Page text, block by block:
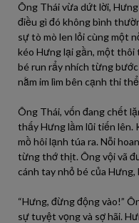
Ông Thái vừa dứt lời,
điều gì đó không bình
sự tò mò len lỏi cùng một
kéo Hưng lại gần, một
bé run rẩy nhích từng
nằm im lìm bên cạnh thi
Ông Thái, vốn đang chết
thấy Hưng lầm lũi tiến lên.
mồ hôi lạnh túa ra. Nỗi
từng thớ thịt. Ông vội vã
cánh tay nhỏ bé của Hưng,
“Hưng, đừng động vào!”
sự tuyệt vọng và sợ hãi.